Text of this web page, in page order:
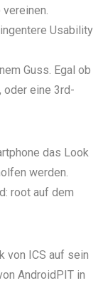
vereinen.
Usability
Guss. Egal ob
oder eine 3rd-
das Look
werden.
root auf dem
von ICS auf sein
AndroidPIT in